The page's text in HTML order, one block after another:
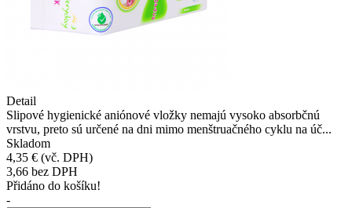
Detail
Slipové hygienické aniónové vložky nemajú vysoko absorbčnú
vrstvu, preto sú určené na dni mimo menštruačného cyklu na úč...
Skladom
4,35 € (vč. DPH)
3,66 bez DPH
Přidáno do košíku!
-